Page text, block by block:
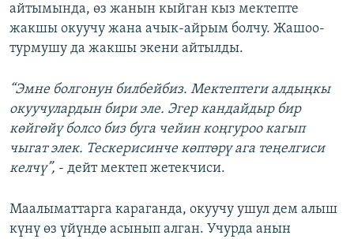
АЗАТТЫК+
ЫҢГАЙСЫЗ СУРООЛОР
ЭЕ/АРнун бардык сайттары
айтымында, өз жанын кыйган кыз мектепте
жакшы окуучу жана ачык-айрым болчу. Жашоо-
турмушу да жакшы экени айтылды.
“Эмне болгонун билбейбиз. Мектептеги алдыңкы
окуучулардын бири эле. Эгер кандайдыр бир
көйгөйү болсо биз буга чейин коңгуроо кагып
чыгат элек. Тескерисинче көптөрү ага теңелгиси
келчү”, - дейт мектеп жетекчиси.
Маалыматтарга караганда, окуучу ушул дем алыш
күнү өз үйүндө асынып алган. Учурда анын